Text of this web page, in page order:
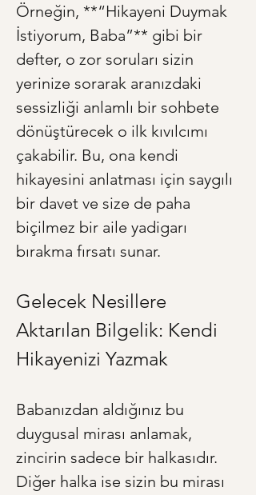
Örneğin, **“Hikayeni Duymak
İstiyorum, Baba”** gibi bir
defter, o zor soruları sizin
yerinize sorarak aranızdaki
sessizliği anlamlı bir sohbete
dönüştürecek o ilk kıvılcımı
çakabilir. Bu, ona kendi
hikayesini anlatması için saygılı
bir davet ve size de paha
biçilmez bir aile yadigarı
bırakma fırsatı sunar.
Gelecek Nesillere
Aktarılan Bilgelik: Kendi
Hikayenizi Yazmak
Babanızdan aldığınız bu
duygusal mirası anlamak,
zincirin sadece bir halkasıdır.
Diğer halka ise sizin bu mirası